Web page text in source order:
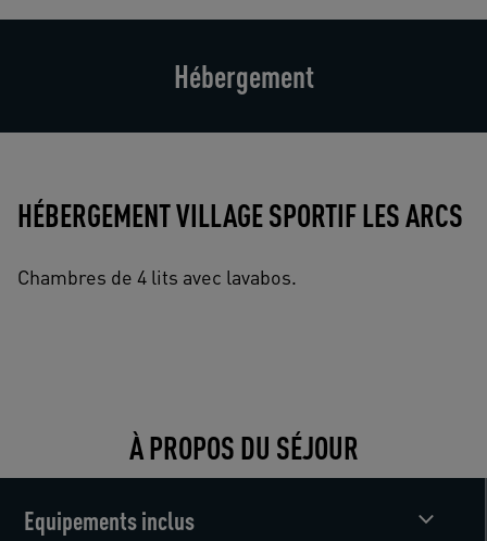
Hébergement
HÉBERGEMENT VILLAGE SPORTIF LES ARCS
Chambres de 4 lits avec lavabos.
À PROPOS DU SÉJOUR
Equipements inclus